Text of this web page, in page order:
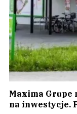
Maxima Grupe
na inwestycje.